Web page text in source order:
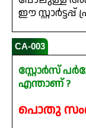
ഈ
CA-003
സ്റ്റോർസ്
എന്താണ് ?
പൊതു